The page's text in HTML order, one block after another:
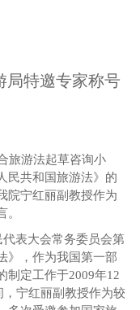
局特邀专家称号
旅游法起草咨询小
民共和国旅游法》的
院宁红丽副教授作为
表大会常务委员会第
》，作为我国第一部
制定工作于2009年12
，宁红丽副教授作为较